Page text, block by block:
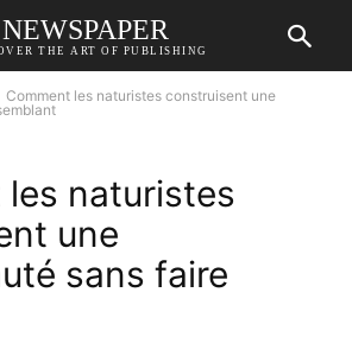
NEWSPAPER
THE ART OF PUBLISHING
Comment les naturistes construisent une
les naturistes
une
sans faire